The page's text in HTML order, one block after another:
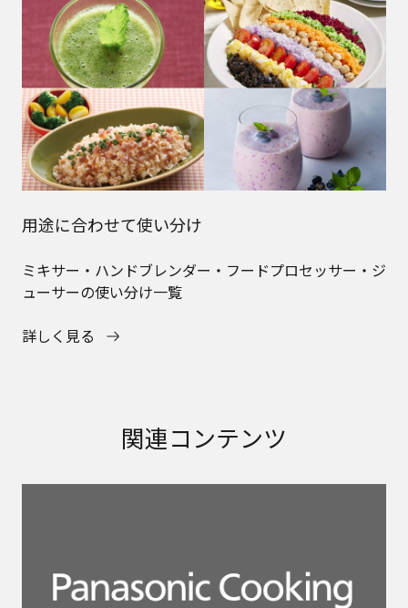
用途に合わせて使い分け
ミキサー・ハンドブレンダー・フードプロセッサー・ジ
ューサーの使い分け一覧
詳しく見る
関連コンテンツ